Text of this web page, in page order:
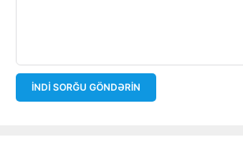
İNDI SORĞU GÖNDƏRIN